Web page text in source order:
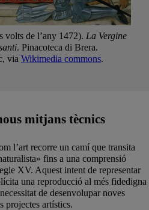
volts de l’any 1472). La Vergine
. Pinacoteca di Brera.
via Wikimedia commons.
mitjans tècnics
l’art recorre un camí que transita
fins a una comprensió
XV. Aquest intent de representar
una reproducció al més fidedigna
de desenvolupar noves
projectes artístics.